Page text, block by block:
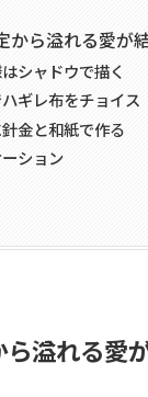
から溢れる愛が
シャドウで描く
ギレ布をチョイス
金と和紙で作る
ション
溢れる愛